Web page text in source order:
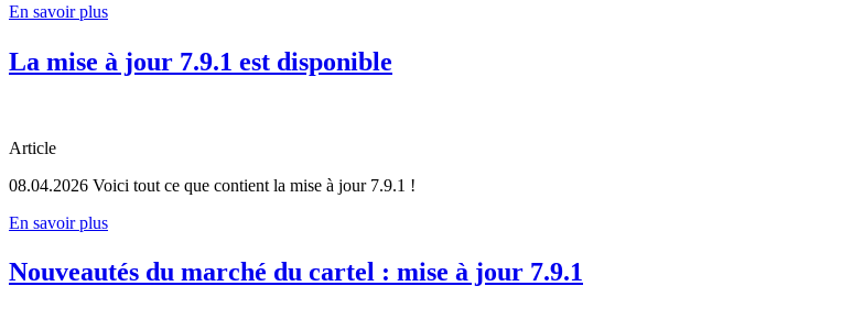
En savoir plus
La mise à jour 7.9.1 est disponible
Article
08.04.2026 Voici tout ce que contient la mise à jour 7.9.1 !
En savoir plus
Nouveautés du marché du cartel : mise à jour 7.9.1